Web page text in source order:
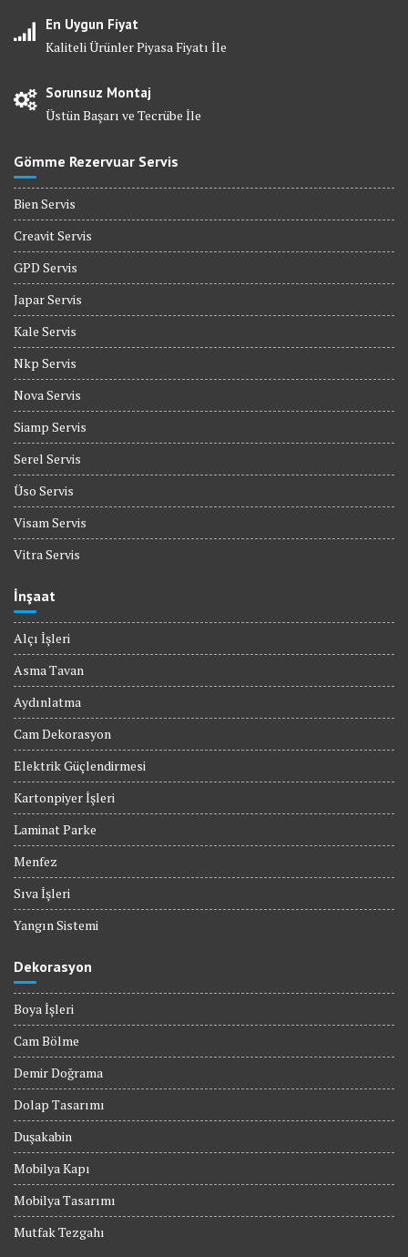
En Uygun Fiyat
Kaliteli Ürünler Piyasa Fiyatı İle
Sorunsuz Montaj
Üstün Başarı ve Tecrübe İle
Gömme Rezervuar Servis
Bien Servis
Creavit Servis
GPD Servis
Japar Servis
Kale Servis
Nkp Servis
Nova Servis
Siamp Servis
Serel Servis
Üso Servis
Visam Servis
Vitra Servis
İnşaat
Alçı İşleri
Asma Tavan
Aydınlatma
Cam Dekorasyon
Elektrik Güçlendirmesi
Kartonpiyer İşleri
Laminat Parke
Menfez
Sıva İşleri
Yangın Sistemi
Dekorasyon
Boya İşleri
Cam Bölme
Demir Doğrama
Dolap Tasarımı
Duşakabin
Mobilya Kapı
Mobilya Tasarımı
Mutfak Tezgahı